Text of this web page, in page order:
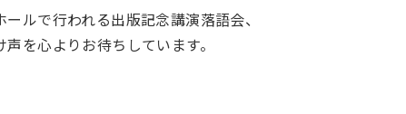
ルで行われる出版記念講演落語会、
を心よりお待ちしています。